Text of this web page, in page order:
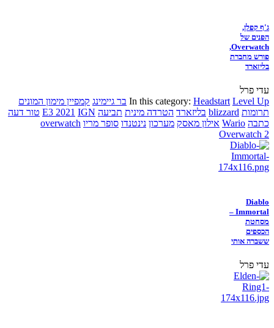
ג'ף קפלן,
הפנים של
Overwatch,
פורש מחברת
בליזארד
עדי פרל
In this category: Headstart Level Up בר גיימינג קמפיין מימון המונים
תרומות blizzard בליזארד הטרדה מינית תביעה E3 2021 IGN
טור דעה
כתבה Wario אילון מאסק מערכון נינטנדו סופר מריו overwatch
Overwatch 2
Diablo
Immortal –
מסחטת
הכספים
ששברה אותי
עדי פרל